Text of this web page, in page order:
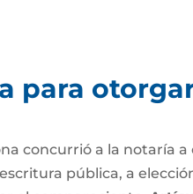
para
concurrió a la notaría
pública, a